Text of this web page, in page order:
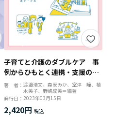
子育てと介護のダブルケア 事
例からひもとく連携・支援の実
際
著 者： 渡邉浩文、森安みか、室津 瞳、植
木美子、野嶋成美＝編著
発行日： 2023年03月15日
2,420円